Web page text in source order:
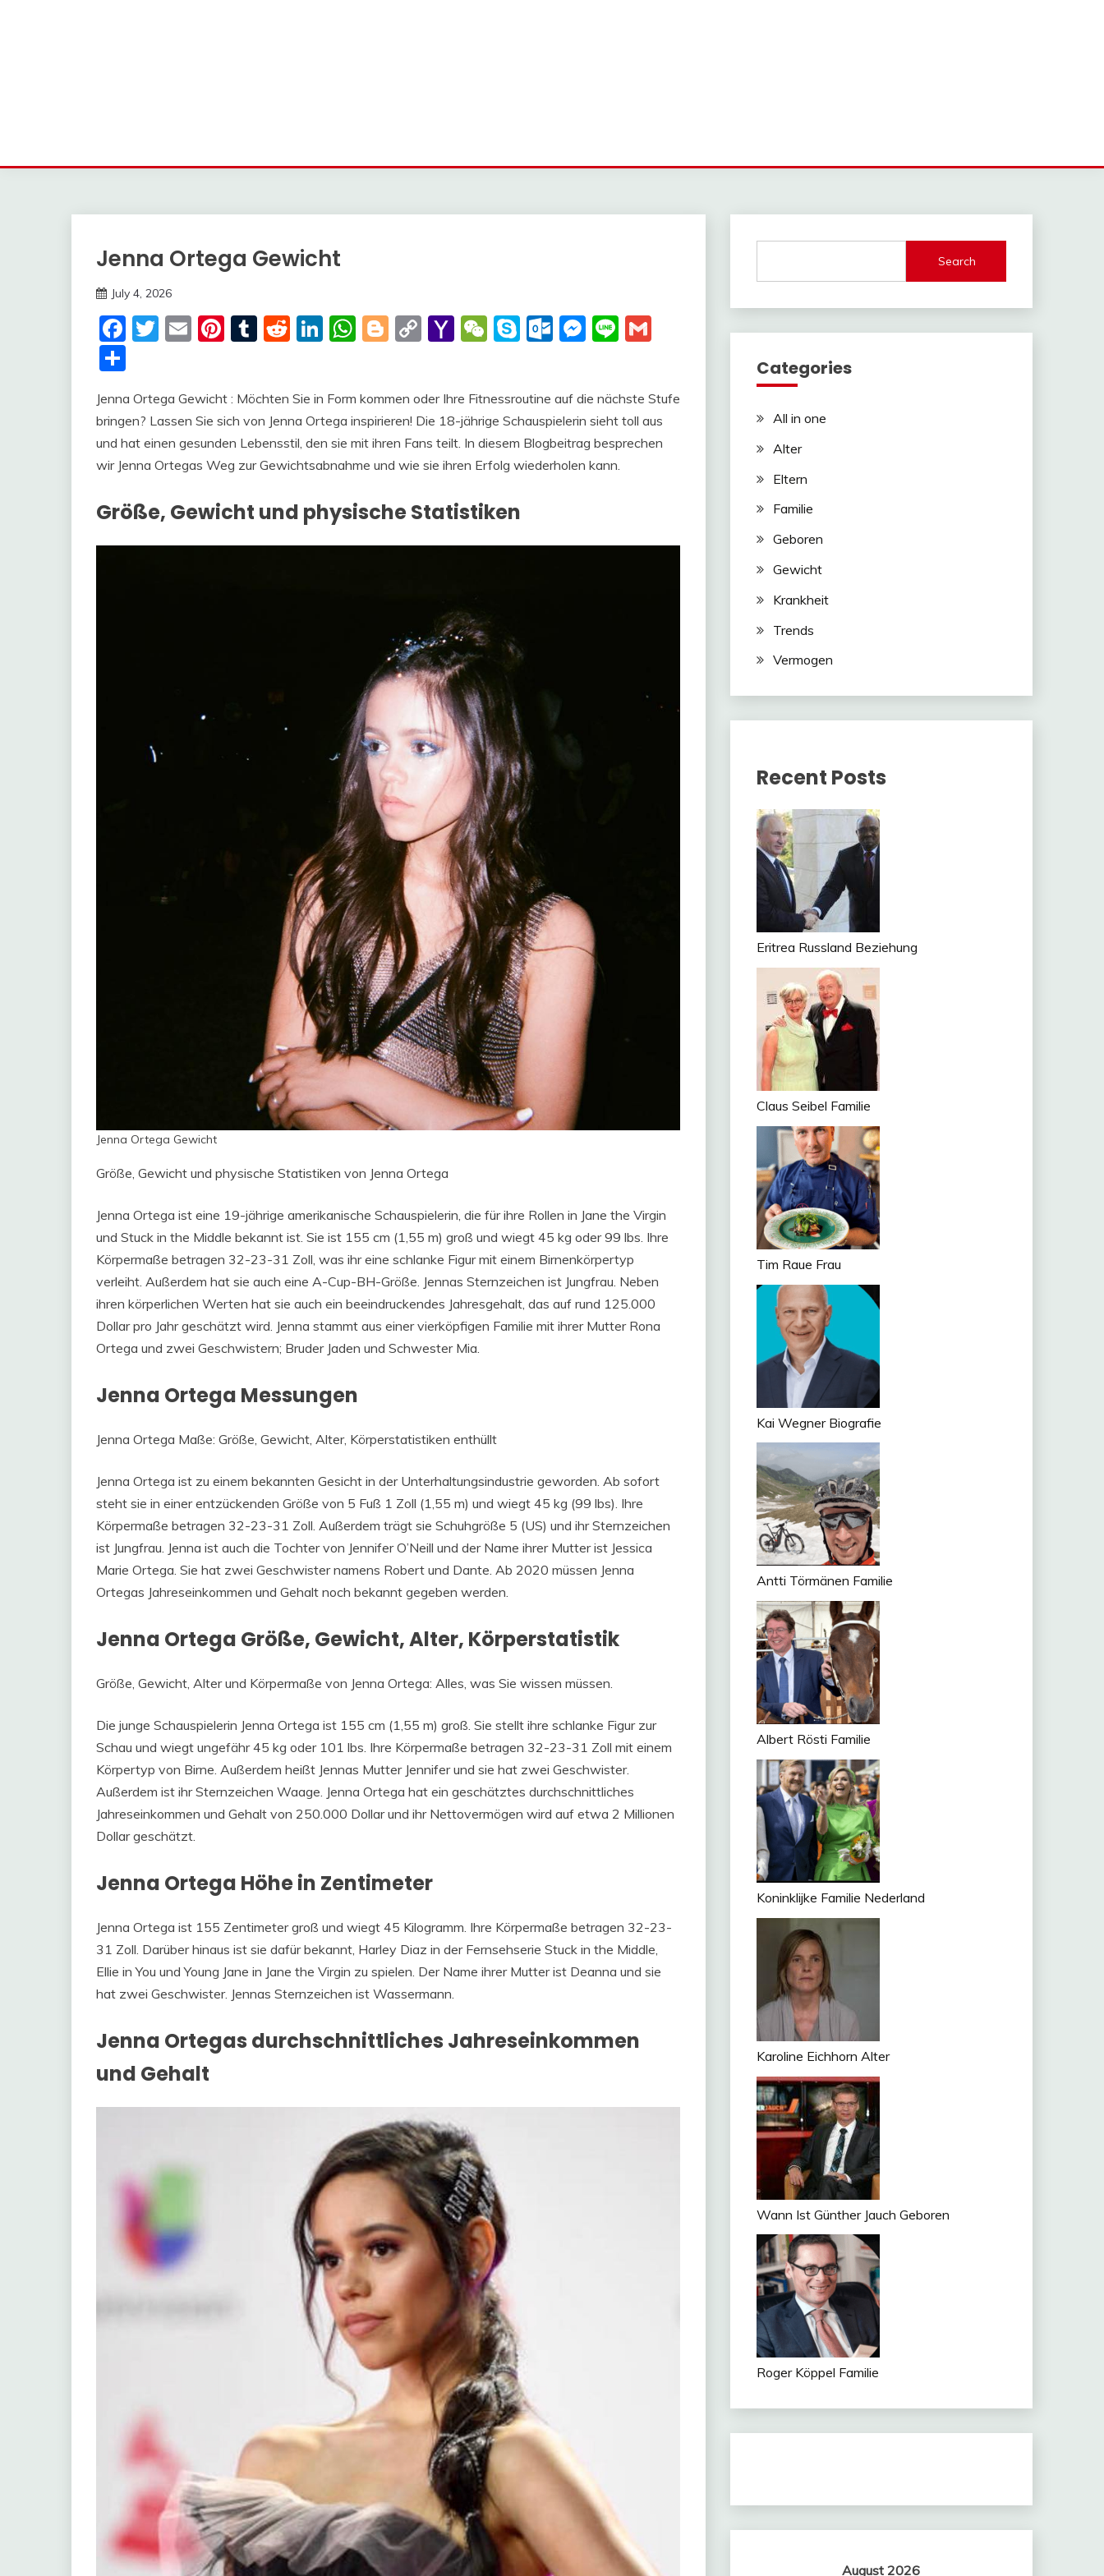
Trends
Jenna Ortega Gewicht
July 4, 2026
Facebook
Twitter
EmailPinterest
Tumblr
Reddit
LinkedIn
WhatsApp
Blogger
CopyYahoo
WeChat
SkypeOutlook.com
Messenger
Line
Jenna Ortega Gewicht : Möchten Sie in Form kommen oder Ihre Fitnessroutine auf die nächste Stufe
bringen? Lassen Sie sich von Jenna Ortega inspirieren! Die 18-jährige Schauspielerin sieht toll aus
und hat einen gesunden Lebensstil, den sie mit ihren Fans teilt. In diesem Blogbeitrag besprechen
wir Jenna Ortegas Weg zur Gewichtsabnahme und wie sie ihren Erfolg wiederholen kann.
Größe, Gewicht und physische Statistiken
Jenna Ortega Gewicht
Größe, Gewicht und physische Statistiken von Jenna Ortega
Jenna Ortega ist eine 19-jährige amerikanische Schauspielerin, die für ihre Rollen in Jane the Virgin
und Stuck in the Middle bekannt ist. Sie ist 155 cm (1,55 m) groß und wiegt 45 kg oder 99 lbs. Ihre
Körpermaße betragen 32-23-31 Zoll, was ihr eine schlanke Figur mit einem Birnenkörpertyp
verleiht. Außerdem hat sie auch eine A-Cup-BH-Größe. Jennas Sternzeichen ist Jungfrau. Neben
ihren körperlichen Werten hat sie auch ein beeindruckendes Jahresgehalt, das auf rund 125.000
Dollar pro Jahr geschätzt wird. Jenna stammt aus einer vierköpfigen Familie mit ihrer Mutter Rona
Ortega und zwei Geschwistern; Bruder Jaden und Schwester Mia.
Jenna Ortega Messungen
Jenna Ortega Maße: Größe, Gewicht, Alter, Körperstatistiken enthüllt
Jenna Ortega ist zu einem bekannten Gesicht in der Unterhaltungsindustrie geworden. Ab sofort
steht sie in einer entzückenden Größe von 5 Fuß 1 Zoll (1,55 m) und wiegt 45 kg (99 lbs). Ihre
Körpermaße betragen 32-23-31 Zoll. Außerdem trägt sie Schuhgröße 5 (US) und ihr Sternzeichen
ist Jungfrau. Jenna ist auch die Tochter von Jennifer O’Neill und der Name ihrer Mutter ist Jessica
Marie Ortega. Sie hat zwei Geschwister namens Robert und Dante. Ab 2020 müssen Jenna
Ortegas Jahreseinkommen und Gehalt noch bekannt gegeben werden.
Jenna Ortega Größe, Gewicht, Alter, Körperstatistik
Größe, Gewicht, Alter und Körpermaße von Jenna Ortega: Alles, was Sie wissen müssen.
Die junge Schauspielerin Jenna Ortega ist 155 cm (1,55 m) groß. Sie stellt ihre schlanke Figur zur
Schau und wiegt ungefähr 45 kg oder 101 lbs. Ihre Körpermaße betragen 32-23-31 Zoll mit einem
Körpertyp von Birne. Außerdem heißt Jennas Mutter Jennifer und sie hat zwei Geschwister.
Außerdem ist ihr Sternzeichen Waage. Jenna Ortega hat ein geschätztes durchschnittliches
Jahreseinkommen und Gehalt von 250.000 Dollar und ihr Nettovermögen wird auf etwa 2 Millionen
Dollar geschätzt.
Jenna Ortega Höhe in Zentimeter
Jenna Ortega ist 155 Zentimeter groß und wiegt 45 Kilogramm. Ihre Körpermaße betragen 32-23-
31 Zoll. Darüber hinaus ist sie dafür bekannt, Harley Diaz in der Fernsehserie Stuck in the Middle,
Ellie in You und Young Jane in Jane the Virgin zu spielen. Der Name ihrer Mutter ist Deanna und sie
hat zwei Geschwister. Jennas Sternzeichen ist Wassermann.
Jenna Ortegas durchschnittliches Jahreseinkommen
und Gehalt
Search
Categories
All in one
Alter
Eltern
Familie
Geboren
Gewicht
Krankheit
Trends
Vermogen
Recent Posts
Eritrea Russland Beziehung
Claus Seibel Familie
Tim Raue Frau
Kai Wegner Biografie
Antti Törmänen Familie
Albert Rösti Familie
Koninklijke Familie Nederland
Karoline Eichhorn Alter
Wann Ist Günther Jauch Geboren
Roger Köppel Familie
August 2026